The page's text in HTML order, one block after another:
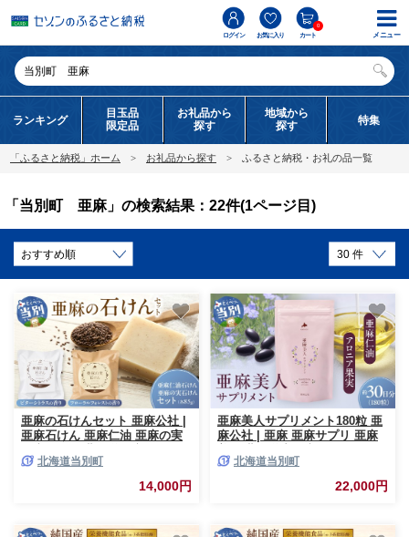
ログイン お気に入り カート
0
ランキング
目玉品
限定品
お礼品から
探す
地域から
探す
特集
「ふるさと納税」ホーム お礼品から探す ふるさと納税・お礼の品一覧
「当別町 亜麻」の検索結果：22件(1ページ目)
亜麻の石けんセット 亜麻公社 |
亜麻石けん 亜麻仁油 亜麻の実
北海道当別町
14,000円
亜麻美人サプリメント180粒 亜
麻公社 | 亜麻 亜麻サプリ 亜麻
北海道当別町
22,000円
メニュー